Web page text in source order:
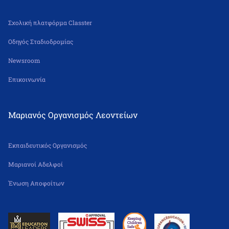
Σχολική πλατφόρμα Classter
Οδηγός Σταδιοδρομίας
Newsroom
Επικοινωνία
Μαριανός Οργανισμός Λεοντείων
Εκπαιδευτικός Οργανισμός
Μαριανοί Αδελφοί
Ένωση Αποφοίτων